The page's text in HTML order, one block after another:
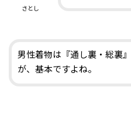
さとし
男性着物は『通し裏・総裏
が、基本ですよね。